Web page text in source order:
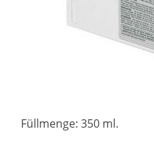
Füllmenge: 350 ml.